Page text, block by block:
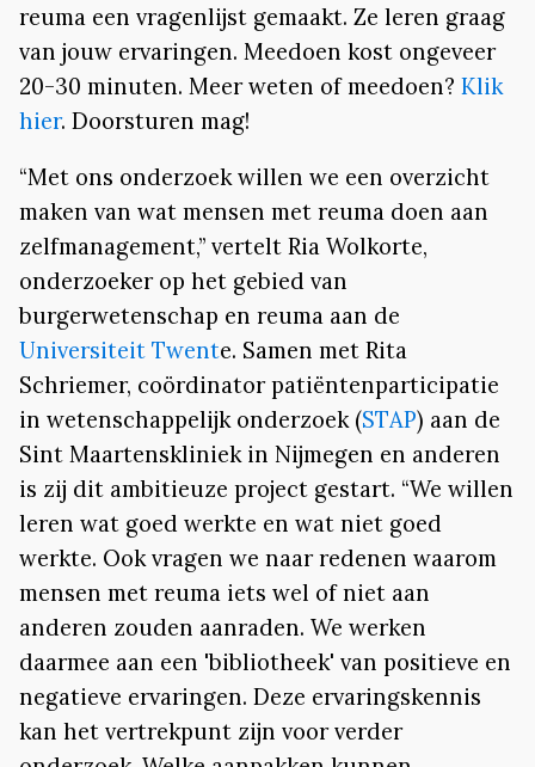
reuma een vragenlijst gemaakt. Ze leren graag
van jouw ervaringen. Meedoen kost ongeveer
20-30 minuten. Meer weten of meedoen? Klik
hier. Doorsturen mag!
“Met ons onderzoek willen we een overzicht
maken van wat mensen met reuma doen aan
zelfmanagement,” vertelt Ria Wolkorte,
onderzoeker op het gebied van
burgerwetenschap en reuma aan de
Universiteit Twente. Samen met Rita
Schriemer, coördinator patiëntenparticipatie
in wetenschappelijk onderzoek (STAP) aan de
Sint Maartenskliniek in Nijmegen en anderen
is zij dit ambitieuze project gestart. “We willen
leren wat goed werkte en wat niet goed
werkte. Ook vragen we naar redenen waarom
mensen met reuma iets wel of niet aan
anderen zouden aanraden. We werken
daarmee aan een 'bibliotheek' van positieve en
negatieve ervaringen. Deze ervaringskennis
kan het vertrekpunt zijn voor verder